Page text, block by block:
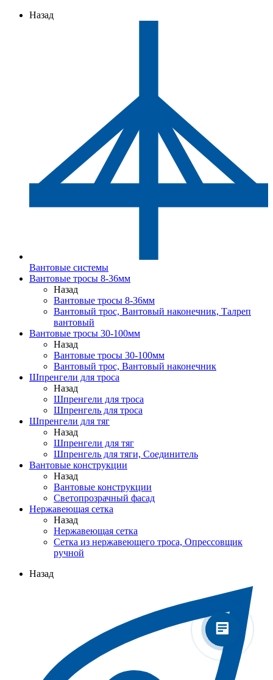
Назад
Вантовые системы
Вантовые тросы 8-36мм
Назад
Вантовые тросы 8-36мм
Вантовый трос, Вантовый наконечник, Талреп
вантовый
Вантовые тросы 30-100мм
Назад
Вантовые тросы 30-100мм
Вантовый трос, Вантовый наконечник
Шпренгели для троса
Назад
Шпренгели для троса
Шпренгель для троса
Шпренгели для тяг
Назад
Шпренгели для тяг
Шпренгель для тяги, Соединитель
Вантовые конструкции
Назад
Вантовые конструкции
Светопрозрачный фасад
Нержавеющая сетка
Назад
Нержавеющая сетка
Сетка из нержавеющего троса, Опрессовщик
ручной
Назад